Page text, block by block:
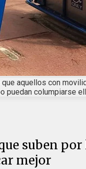
que aquellos con
puedan columpiarse
suben por
mejor